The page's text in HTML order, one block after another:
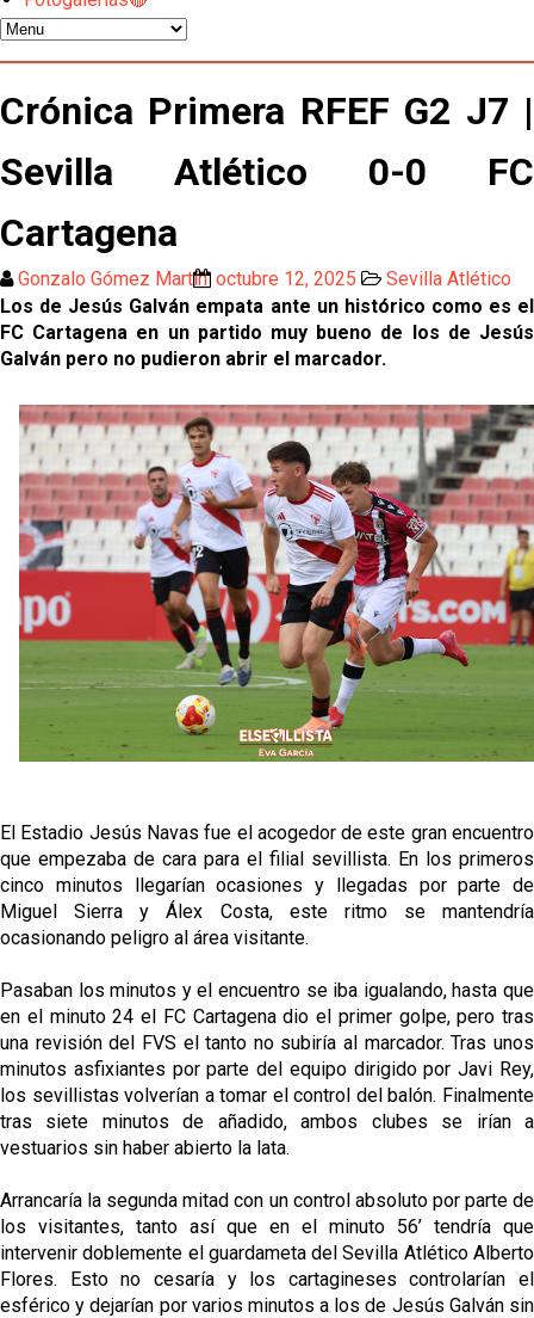
reflejado que podemos tirar para delante y
trabajamos con ilusión
mercado
OFICIAL | Juanlu se marcha al Bournemouth
Los posibles herederos del número 16 tras la
marcha de Juanlu
Alberto Flores, muy cerca de convertirse en nuevo
jugador del Granada CF
El Granada negocia con el Sevilla FC por Alberto
Flores
El Sevilla continúa con despidos y rechaza una
oferta de 420 millones por el club
El Sevilla mueve ficha por Robbie Ure: la opción 'A'
para el ataque nervionense
Crónica Pretemporada | Real Madrid 2-4 Sevilla FC
Femenino
La revolución de José Ignacio Navarro en el Sevilla
Análisis | El Sevilla FC cierra una pretemporada de
contrastes antes del inicio de LaLiga
Crónica Primera RFEF G2 J7 |
Sevilla Atlético 0-0 FC
Cartagena
Gonzalo Gómez Martín octubre 12, 2025
Sevilla Atlético
Los de Jesús Galván empata ante un histórico como es el
FC Cartagena en un partido muy bueno de los de Jesús
Galván pero no pudieron abrir el marcador.
El Estadio Jesús Navas fue el acogedor de este gran encuentro
que empezaba de cara para el filial sevillista. En los primeros
cinco minutos llegarían ocasiones y llegadas por parte de
Miguel Sierra y Álex Costa, este ritmo se mantendría
ocasionando peligro al área visitante.
Pasaban los minutos y el encuentro se iba igualando, hasta que
en el minuto 24 el FC Cartagena dio el primer golpe, pero tras
una revisión del FVS el tanto no subiría al marcador. Tras unos
minutos asfixiantes por parte del equipo dirigido por Javi Rey,
los sevillistas volverían a tomar el control del balón. Finalmente
tras siete minutos de añadido, ambos clubes se irían a
vestuarios sin haber abierto la lata.
Arrancaría la segunda mitad con un control absoluto por parte de
los visitantes, tanto así que en el minuto 56’ tendría que
intervenir doblemente el guardameta del Sevilla Atlético Alberto
Flores. Esto no cesaría y los cartagineses controlarían el
esférico y dejarían por varios minutos a los de Jesús Galván sin